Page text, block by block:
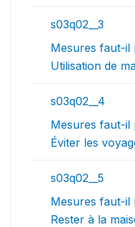
s03q02__3
Mesures faut-il
Utilisation de
s03q02__4
Mesures faut-il
Éviter les
s03q02__5
Mesures faut-il
Rester à la